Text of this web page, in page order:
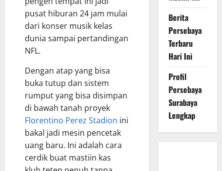
pusat hiburan 24 jam mulai
dari konser musik kelas
dunia sampai pertandingan
NFL.
Dengan atap yang bisa
buka tutup dan sistem
rumput yang bisa disimpan
di bawah tanah proyek
Florentino Perez Stadion ini
bakal jadi mesin pencetak
uang baru. Ini adalah cara
cerdik buat mastiin kas
Berita
Persebaya
Terbaru
Hari Ini
Profil
Persebaya
Surabaya
Lengkap